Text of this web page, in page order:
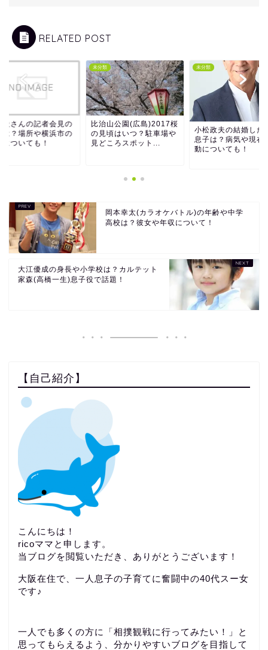
RELATED POST
圭さんの記者会見の
は？場所や横浜市の
についても！
未分類
比治山公園(広島)2017桜
の見頃はいつ？駐車場や
見どころスポット...
未分類
小松政夫の結婚した
息子は？病気や現在
動についても！
岡本幸太(カラオケバトル)の年齢や中学
高校は？彼女や年収について！
大江優成の身長や小学校は？カルテット
家森(高橋一生)息子役で話題！
【自己紹介】
こんにちは！
ricoママと申します。
当ブログを閲覧いただき、ありがとうございます！
大阪在住で、一人息子の子育てに奮闘中の40代スー女
です♪
一人でも多くの方に「相撲観戦に行ってみたい！」と
思ってもらえるよう、分かりやすいブログを目指して